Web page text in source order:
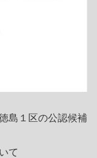
島１区の公認候補
て